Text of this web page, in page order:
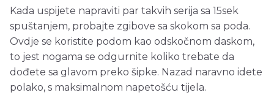
Kada uspijete napraviti par takvih serija sa 15sek
spuštanjem, probajte zgibove sa skokom sa poda.
Ovdje se koristite podom kao odskočnom daskom,
to jest nogama se odgurnite koliko trebate da
dođete sa glavom preko šipke. Nazad naravno idete
polako, s maksimalnom napetošću tijela.